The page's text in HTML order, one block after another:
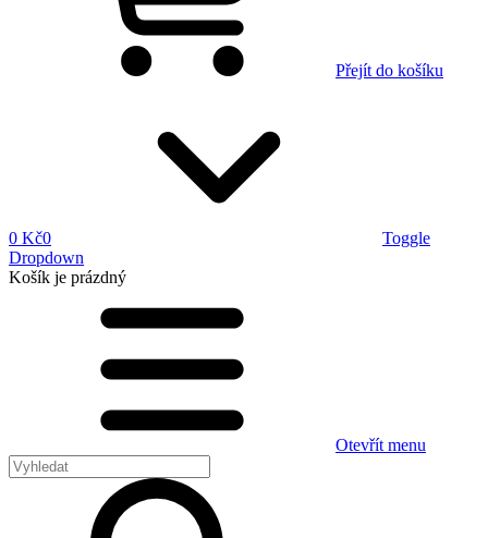
Přejít do košíku
0 Kč0
Toggle
Dropdown
Košík je prázdný
Otevřít menu